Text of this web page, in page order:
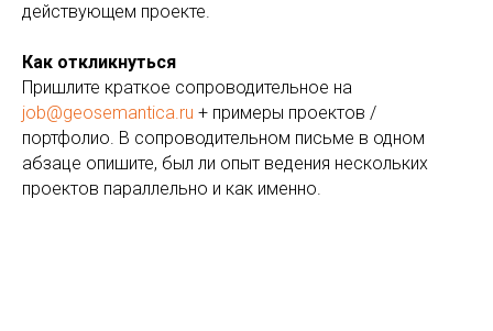
действующем проекте.
Как откликнуться
Пришлите краткое сопроводительное на
job@geosemantica.ru + примеры проектов /
портфолио. В сопроводительном письме в одном
абзаце опишите, был ли опыт ведения нескольких
проектов параллельно и как именно.